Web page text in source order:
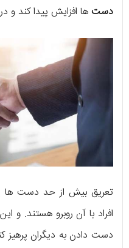
دست ها افزایش پیدا کند و
تعریق بیش از حد دست ها
افراد با آن روبرو هستند.
دست دادن به دیگران پرهیز